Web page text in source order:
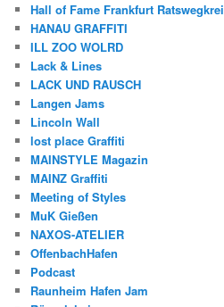
Hall of Fame Frankfurt
HANAU GRAFFITI
ILL ZOO WOLRD
Lack & Lines
LACK UND RAUSCH
Langen Jams
Lincoln Wall
lost place Graffiti
MAINSTYLE Magazin
MAINZ Graffiti
Meeting of Styles
MuK Gießen
NAXOS-ATELIER
OffenbachHafen
Podcast
Raunheim Hafen Jam